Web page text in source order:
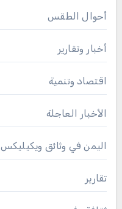
أحوال الطقس
أخبار وتقارير
اقتصاد وتنمية
الأخبار العاجلة
اليمن في وثائق ويكيليكس
تقارير